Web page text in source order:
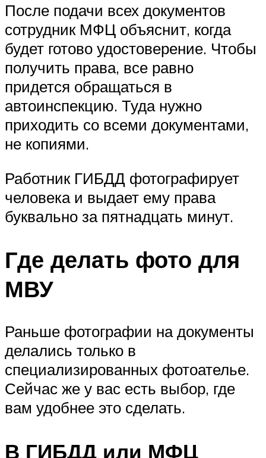
После подачи всех документов
сотрудник МФЦ объяснит, когда
будет готово удостоверение. Чтобы
получить права, все равно
придется обращаться в
автоинспекцию. Туда нужно
приходить со всеми документами,
не копиями.
Работник ГИБДД фотографирует
человека и выдает ему права
буквально за пятнадцать минут.
Где делать фото для
МВУ
Раньше фотографии на документы
делались только в
специализированных фотоателье.
Сейчас же у вас есть выбор, где
вам удобнее это сделать.
В ГИБДД или МФЦ